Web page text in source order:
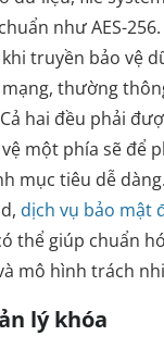
như AES-
truyền bảo vệ
thường
hai đều phải
một phía sẽ để
mục tiêu dễ
dịch vụ bảo mật
thể giúp chuẩn
mô hình trách
lý khóa